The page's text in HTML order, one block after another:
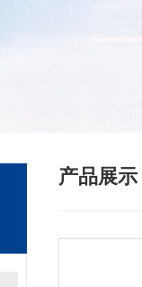
产品展示